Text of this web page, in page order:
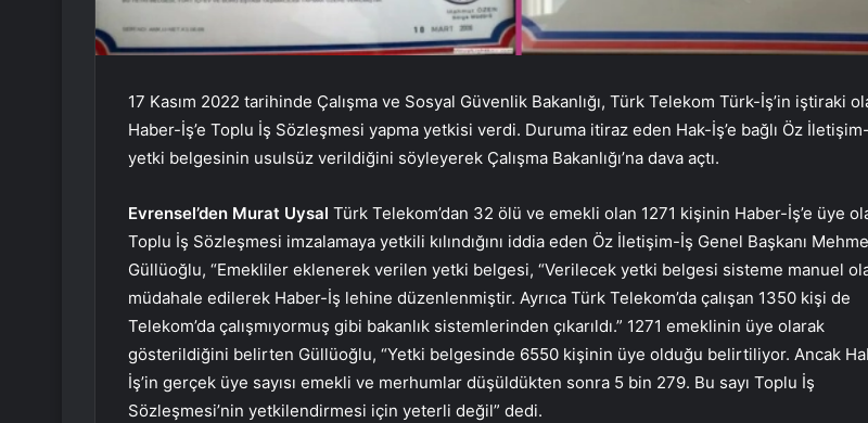
17 Kasım 2022 tarihinde Çalışma ve Sosyal Güvenlik Bakanlığı, Türk Telekom Türk-İş’in iştiraki
Haber-İş’e Toplu İş Sözleşmesi yapma yetkisi verdi. Duruma itiraz eden Hak-İş’e bağlı Öz
yetki belgesinin usulsüz verildiğini söyleyerek Çalışma Bakanlığı’na dava açtı.
Evrensel’den Murat Uysal Türk Telekom’dan 32 ölü ve emekli olan 1271 kişinin Haber-İş’e üye
Toplu İş Sözleşmesi imzalamaya yetkili kılındığını iddia eden Öz İletişim-İş Genel Başkanı
Güllüoğlu, “Emekliler eklenerek verilen yetki belgesi, “Verilecek yetki belgesi sisteme manuel
müdahale edilerek Haber-İş lehine düzenlenmiştir. Ayrıca Türk Telekom’da çalışan 1350 kişi de
Telekom’da çalışmıyormuş gibi bakanlık sistemlerinden çıkarıldı.” 1271 emeklinin üye olarak
gösterildiğini belirten Güllüoğlu, “Yetki belgesinde 6550 kişinin üye olduğu belirtiliyor. Ancak
İş’in gerçek üye sayısı emekli ve merhumlar düşüldükten sonra 5 bin 279. Bu sayı Toplu İş
Sözleşmesi’nin yetkilendirmesi için yeterli değil” dedi.